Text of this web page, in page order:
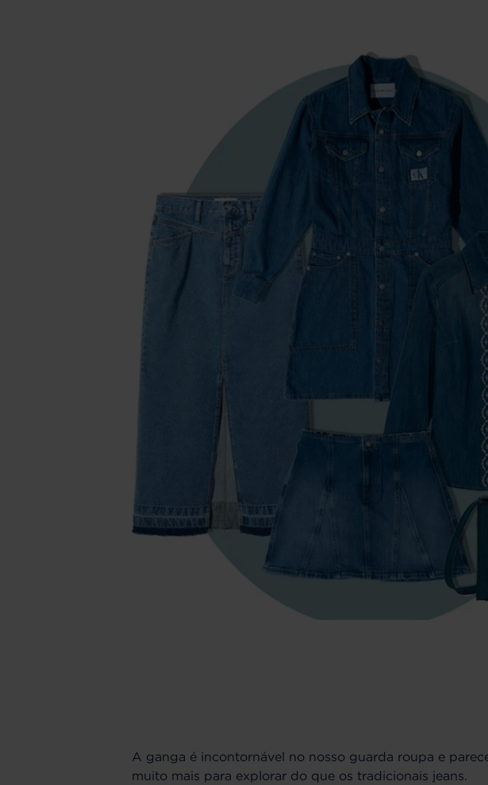
A ganga é incontornável no nosso guarda roupa e
muito mais para explorar do que os tradicionais jeans.